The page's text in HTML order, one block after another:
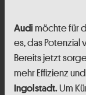
Audi möchte für
es, das Potenzial
Bereits jetzt
mehr Effizienz
Ingolstadt.Um